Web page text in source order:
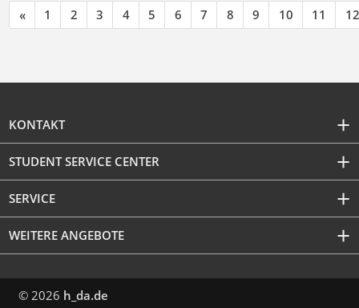
« 1 2 3 4 5 6 7 8 9 10 11 12
KONTAKT
STUDENT SERVICE CENTER
SERVICE
WEITERE ANGEBOTE
© 2026 h_da.de